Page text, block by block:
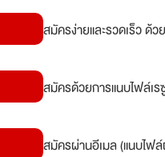
สมัครง่ายและรวดเร็ว ด้
สมัครด้วยการแนบไฟล์เ
สมัครผ่านอีเมล (แนบไฟ